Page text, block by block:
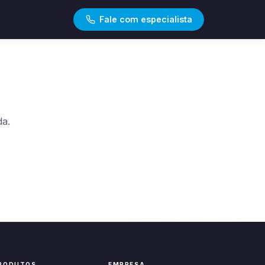
Fale com especialista